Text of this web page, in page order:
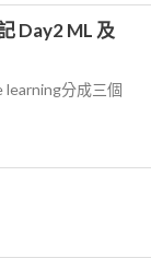
Day2 ML 及
learning分成三個